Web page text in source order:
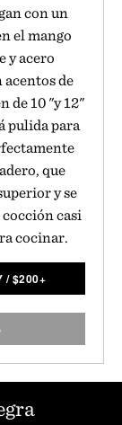
con un
el mango
y acero
acentos de
de 10 "y 12"
pulida para
que
y se
casi
cocinar.
/$200+